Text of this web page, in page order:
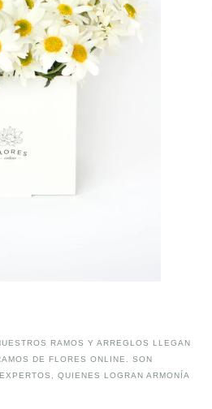
RAMOS Y ARREGLOS LLEGAN
DE FLORES ONLINE. SON
QUIENES LOGRAN ARMONÍA